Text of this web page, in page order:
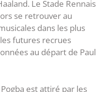
Le Stade Rennais
se retrouver au
dans les plus
les futures recrues
au départ de Paul
est attiré par les